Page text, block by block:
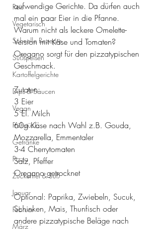
Reis
Vegetarisch
Schnelle Rezepte
Süßspeisen
Kartoffelgerichte
Dips & Saucen
Vegan
Frühstück
Getränke
Pizza
Zuckerfrei & Süß
Januar
Februar
März
aufwendige Gerichte. Da dürfen auch
mal ein paar Eier in die Pfanne.
Warum nicht als leckere Omelette-
Version mit Käse und Tomaten?
Oregano sorgt für den pizzatypischen
Geschmack.
Zutaten:
3 Eier
5 El. Milch
60g Käse nach Wahl z.B. Gouda,
Mozzarella, Emmentaler
3-4 Cherrytomaten
Salz, Pfeffer
Oregano getrocknet
Optional: Paprika, Zwiebeln, Sucuk,
Schinken, Mais, Thunfisch oder
andere pizzatypische Beläge nach